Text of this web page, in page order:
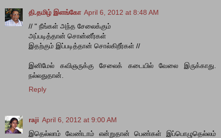
தி.தமிழ் இளங்கோ April 6, 2012 at 8:48 AM
// " நீங்கள் அந்த சேலைக்கும்
அப்படித்தான் சொன்னீர்கள்
இதற்கும் இப்படித்தான் சொல்கிறீர்கள் //
இனிமேல் கவிஞருக்கு சேலைக் கடையில் வேலை இருக்காது.
நல்லதுதான்.
Reply
raji April 6, 2012 at 9:00 AM
இதெல்லாம் வேண்டாம் என்றுதான் பெண்கள் இப்பொழுதெல்லம்